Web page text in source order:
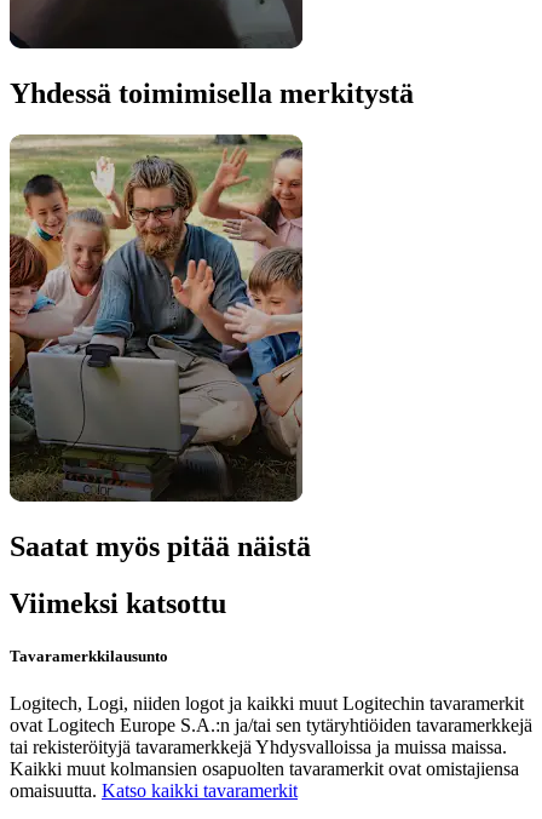
Yhdessä toimimisella merkitystä
Saatat myös pitää näistä
Viimeksi katsottu
Tavaramerkkilausunto
Logitech, Logi, niiden logot ja kaikki muut Logitechin tavaramerkit
ovat Logitech Europe S.A.:n ja/tai sen tytäryhtiöiden tavaramerkkejä
tai rekisteröityjä tavaramerkkejä Yhdysvalloissa ja muissa maissa.
Kaikki muut kolmansien osapuolten tavaramerkit ovat omistajiensa
omaisuutta. Katso kaikki tavaramerkit